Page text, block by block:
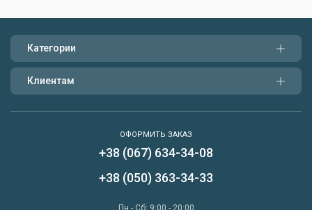
Категории
Клиентам
ОФОРМИТЬ ЗАКАЗ
+38 (067) 634-34-08
+38 (050) 363-34-33
Пн - Сб: 9:00 - 20:00